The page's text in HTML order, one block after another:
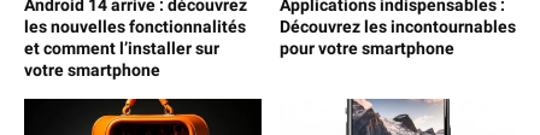
Android 14 arrive : découvrez
les nouvelles fonctionnalités
et comment l’installer sur
votre smartphone
Applications indispensables :
Découvrez les incontournables
pour votre smartphone